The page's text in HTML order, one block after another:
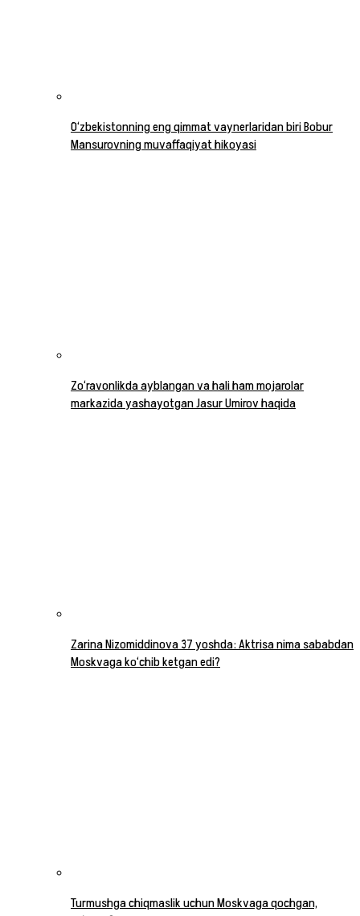
O‘zbekistonning eng qimmat vaynerlaridan biri Bobur
Mansurovning muvaffaqiyat hikoyasi
Zo‘ravonlikda ayblangan va hali ham mojarolar
markazida yashayotgan Jasur Umirov haqida
Zarina Nizomiddinova 37 yoshda: Aktrisa nima sababdan
Moskvaga ko‘chib ketgan edi?
Turmushga chiqmaslik uchun Moskvaga qochgan,